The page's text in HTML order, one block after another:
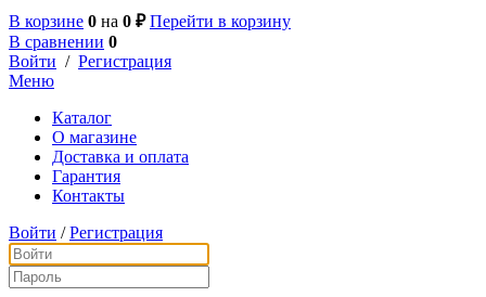
В корзине 0 на 0 ₽ Перейти в корзину
В сравнении 0
Войти / Регистрация
Меню
Каталог
О магазине
Доставка и оплата
Гарантия
Контакты
Войти / Регистрация